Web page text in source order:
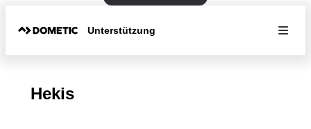
Unterstützung
Hekis